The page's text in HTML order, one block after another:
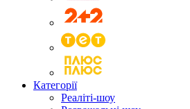
Категорії
Реаліті-шоу